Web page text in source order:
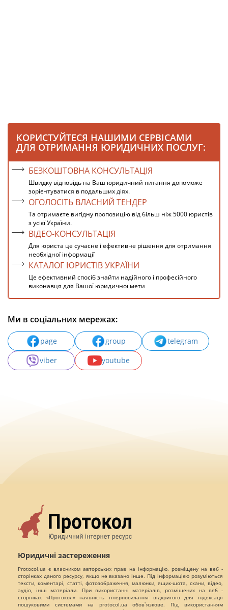
КОРИСТУЙТЕСЯ НАШИМИ СЕРВІСАМИ
ДЛЯ ОТРИМАННЯ ЮРИДИЧНИХ ПОСЛУГ:
БЕЗКОШТОВНА КОНСУЛЬТАЦІЯ
Швидку відповідь на Ваш юридичний питання допоможе
зорієнтуватися в подальших діях.
ОГОЛОСІТЬ ВЛАСНИЙ ТЕНДЕР
Та отримаєте вигідну пропозицію від більш ніж 5000 юристів
з усієї України.
ВІДЕО-КОНСУЛЬТАЦІЯ
Для юриста це сучасне і ефективне рішення для отримання
необхідної інформації
КАТАЛОГ ЮРИСТІВ УКРАЇНИ
Це ефективний спосіб знайти надійного і професійного
виконавця для Вашої юридичної мети
Ми в соціальних мережах:
page group
telegram
viber
youtube
Юридичні застереження
Protocol.ua є власником авторських прав на інформацію, розміщену на веб -
сторінках даного ресурсу, якщо не вказано інше. Під інформацією розуміються
тексти, коментарі, статті, фотозображення, малюнки, ящик-шота, скани, відео,
аудіо, інші матеріали. При використанні матеріалів, розміщених на веб -
сторінках «Протокол» наявність гіперпосилання відкритого для індексації
пошуковими системами на protocol.ua обов`язкове. Під використанням